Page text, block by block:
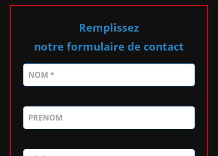
Remplissez
notre formulaire de contact